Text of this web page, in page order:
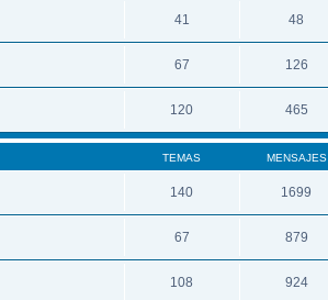
41 48
67 126
120 465
TEMAS MENSAJES
140 1699
67 879
108 924